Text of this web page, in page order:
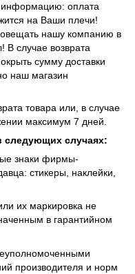
оплата
на Ваши плечи!
нашу компанию в
В случае возврата
сумму доставки
наш магазин
товара или, в случае
максимум 7 дней.
следующих случаях:
знаки фирмы-
стикеры, наклейки,
их маркировка не
в гарантийном
производителя и норм